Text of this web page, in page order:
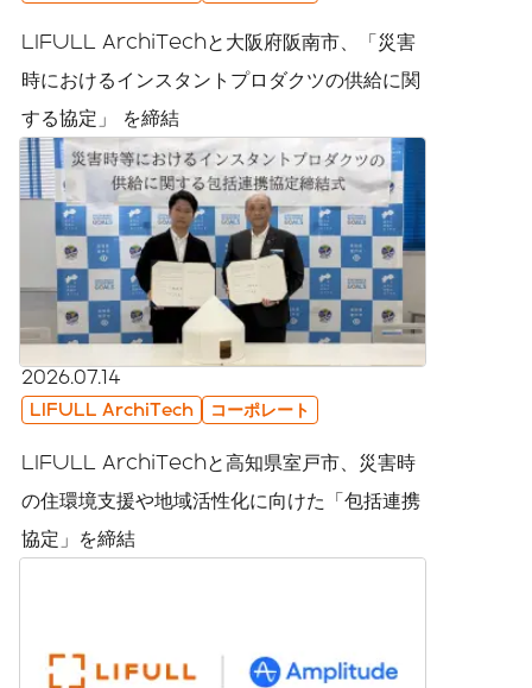
LIFULL ArchiTechと大阪府阪南市、「災害
時におけるインスタントプロダクツの供給に関
する協定」 を締結
2026.07.14
LIFULL ArchiTech コーポレート
LIFULL ArchiTechと高知県室戸市、災害時
の住環境支援や地域活性化に向けた「包括連携
協定」を締結